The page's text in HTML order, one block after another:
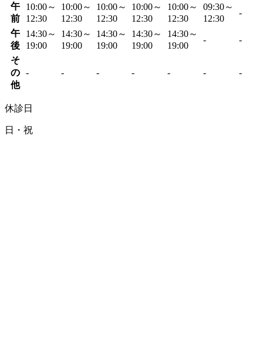
午
前
10:00～
12:30
10:00～
12:30
10:00～
12:30
10:00～
12:30
10:00～
12:30
09:30～
12:30
-
午
後
14:30～
19:00
14:30～
19:00
14:30～
19:00
14:30～
19:00
14:30～
19:00
- -
そ
の
他
- - - - - - -
休診日
日・祝